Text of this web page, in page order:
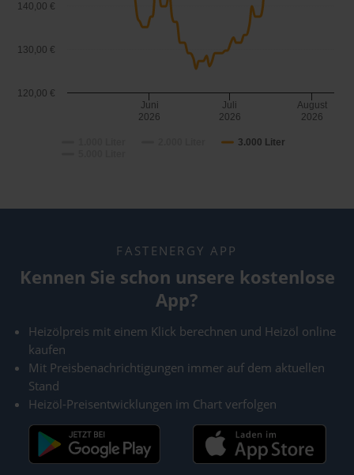
3.000 Liter
Juni
2026
Juli
2026
August
2026
120,00 €
130,00 €
140,00 €
FASTENERGY APP
Kennen Sie schon unsere kostenlose
App?
Heizölpreis mit einem Klick berechnen und Heizöl online
kaufen
Mit Preisbenachrichtigungen immer auf dem aktuellen
Stand
Heizöl-Preisentwicklungen im Chart verfolgen